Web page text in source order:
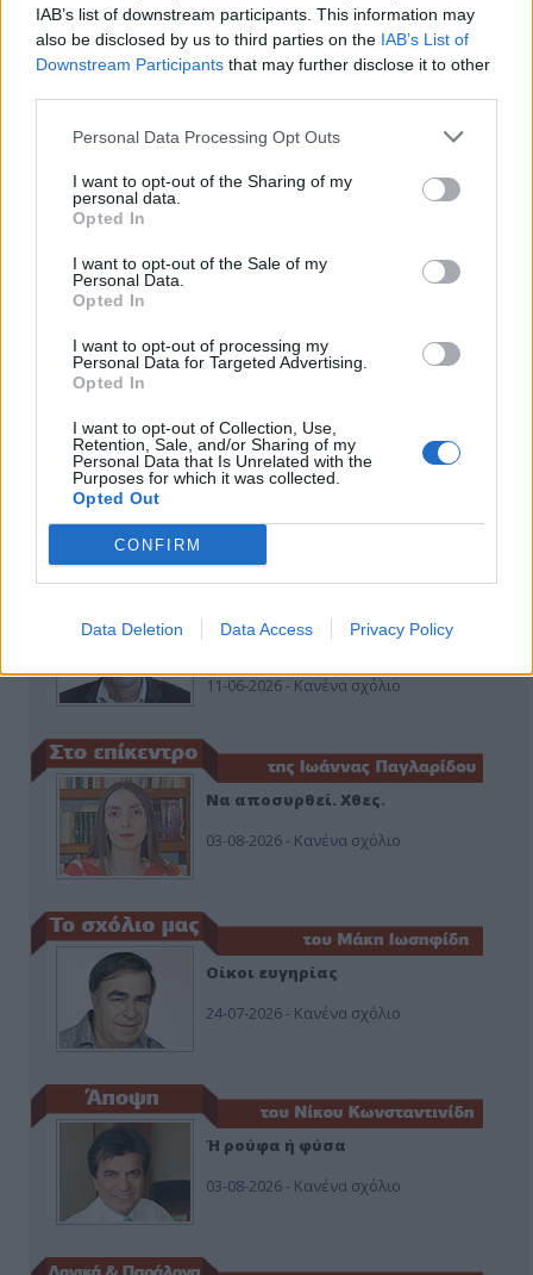
IAB’s list of downstream participants. This information may
also be disclosed by us to third parties on the IAB’s List of
Downstream Participants that may further disclose it to other
Personal Data Processing Opt Outs
I want to opt-out of the Sharing of my
personal data.
Opted In
I want to opt-out of the Sale of my
Personal Data.
Opted In
I want to opt-out of processing my
Personal Data for Targeted Advertising.
Opted In
I want to opt-out of Collection, Use,
Retention, Sale, and/or Sharing of my
Personal Data that Is Unrelated with the
Purposes for which it was collected.
Opted Out
CONFIRM
Data Deletion Data Access Privacy Policy
ΑΠΟΨΕΙΣ
Εδώ Παππάς, εκεί Παππάς, που είναι
ο ΣΥΡΙΖΑ και οι Κιλκισιώτες
Κιλκίς προς Χατζηδάκη: Στηρίξτε
εμπράκτως την περιφέρεια – μειώσ…
11-06-2026 - Κανένα σχόλιο
Να αποσυρθεί. Χθες.
03-08-2026 - Κανένα σχόλιο
Οίκοι ευγηρίας
24-07-2026 - Κανένα σχόλιο
Ή ρούφα ή φύσα
03-08-2026 - Κανένα σχόλιο